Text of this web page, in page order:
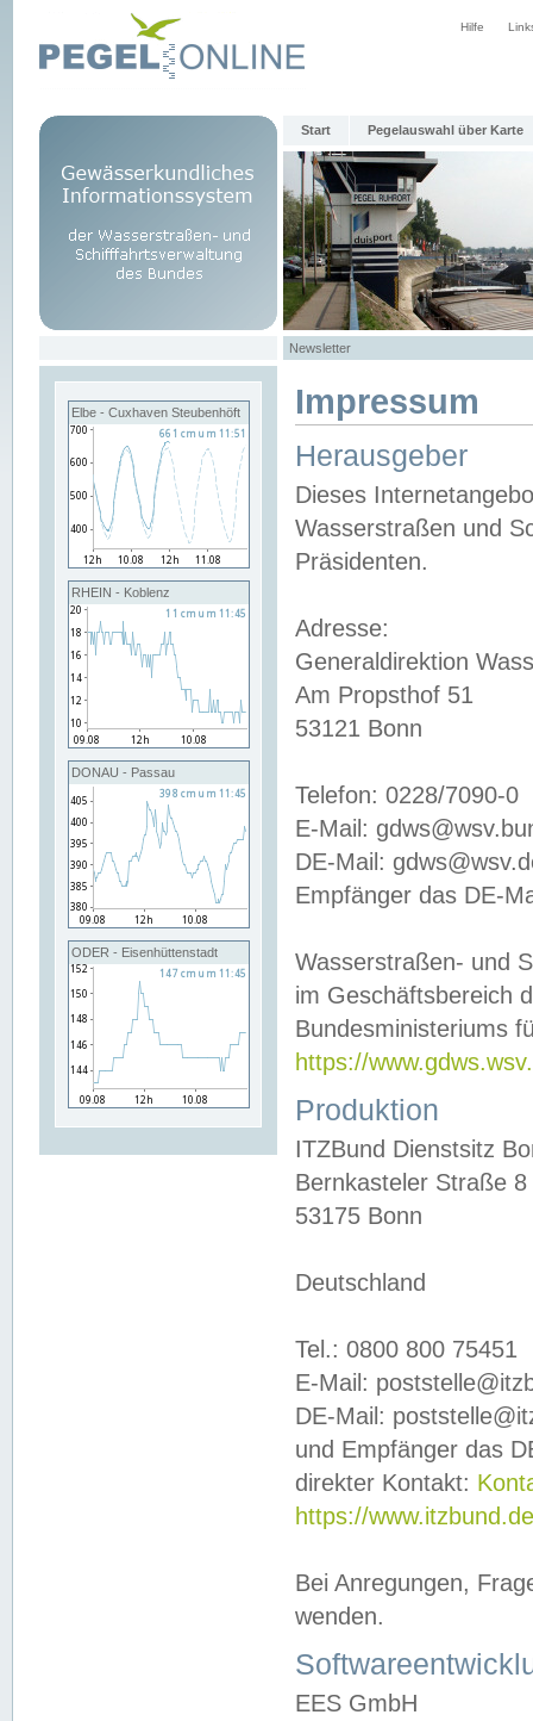
Hilfe
Start Pegelauswahl über Karte
Newsletter
Elbe - Cuxhaven Steubenhöft
RHEIN - Koblenz
DONAU - Passau
ODER - Eisenhüttenstadt
Impressum
Herausgeber
Dieses
Wasserstraßen und
Präsidenten.
Adresse:
Generaldirektion
Am Propsthof 51
53121 Bonn
Telefon: 0228/7090-0
E-Mail:
DE-Mail:
Empfänger das DE-
Wasserstraßen- und
im Geschäftsbereich
Bundesministeriums
https://
Produktion
ITZBund Dienstsitz
Bernkasteler Straße 8
53175 Bonn
Deutschland
Tel.: 0800 800 75451
E-Mail:
DE-Mail:
und Empfänger das
direkter Kontakt:
https://
Bei Anregungen,
wenden.
EES GmbH